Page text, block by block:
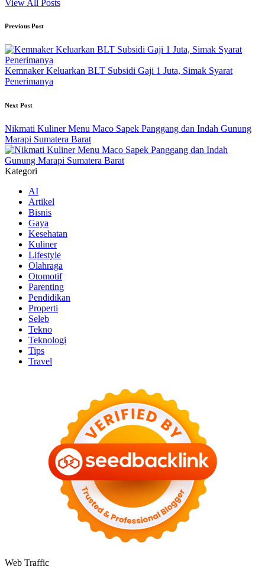
View All Posts
Post
navigation
Previous Post
Kemnaker Keluarkan BLT Subsidi Gaji 1 Juta, Simak Syarat
Penerimanya
Next Post
Nikmati Kuliner Menu Maco Sapek Panggang dan Indah Gunung
Marapi Sumatera Barat
Kategori
AI
Artikel
Bisnis
Gaya
Kesehatan
Kuliner
Lifestyle
Olahraga
Otomotif
Parenting
Pendidikan
Properti
Seleb
Tekno
Teknologi
Tips
Travel
Web Traffic